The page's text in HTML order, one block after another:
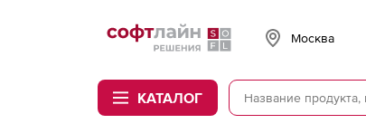
Softline
Москва
КАТАЛОГ